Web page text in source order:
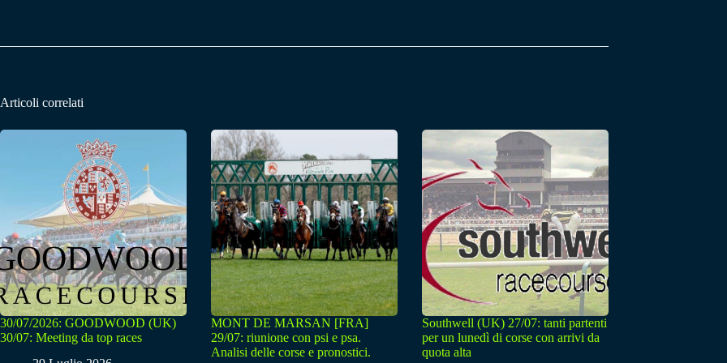
Articoli correlati
30/07/2026: GOODWOOD (UK)
30/07: Meeting da top races
MONT DE MARSAN [FRA]
29/07: riunione con psi e psa.
Analisi delle corse e pronostici.
Southwell (UK) 27/07: tanti partenti
per un lunedì di corse con arrivi da
quota alta